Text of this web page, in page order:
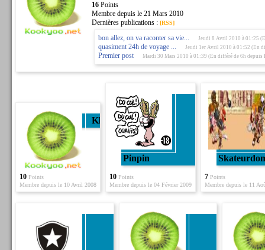
16Points
Membre depuis le 21 Mars 2010
Dernières publications : [RSS]
bon allez, on va raconter sa vie... Jeudi 8 Avril 2010 à 01:25
quasiment 24h de voyage ... Jeudi 1er Avril 2010 à 01:52 (En
Premier post Mardi 30 Mars 2010 à 01:39 (En différé de 6h
KliT
10Points
Membre depuis le 10 Avril 2008
Pinpin
10Points
Membre depuis le 04 Février 2009
7Points
Membre depuis le 11